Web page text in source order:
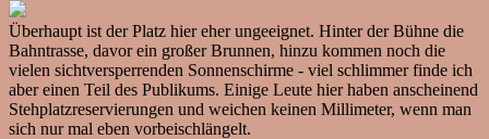
Überhaupt ist der Platz hier eher ungeeignet. Hinter der Bühne die
Bahntrasse, davor ein großer Brunnen, hinzu kommen noch die
vielen sichtversperrenden Sonnenschirme - viel schlimmer finde ich
aber einen Teil des Publikums. Einige Leute hier haben anscheinend
Stehplatzreservierungen und weichen keinen Millimeter, wenn man
sich nur mal eben vorbeischlängelt.